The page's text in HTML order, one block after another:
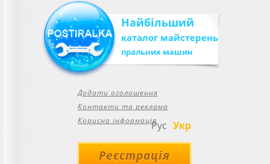
Найбільший
каталог майстерень
пральних машин
Додати оголошення
Контакти та реклама
Корисна інформаціяРус Укр
Реєстрація